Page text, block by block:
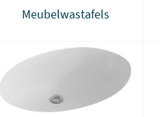
Meubelwastafels